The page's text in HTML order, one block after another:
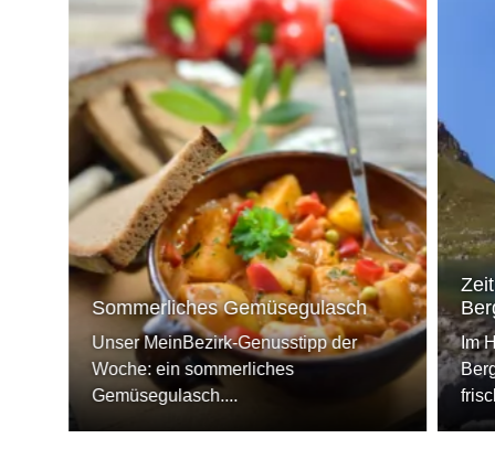
Sommerliches Gemüsegulasch
Unser MeinBezirk-Genusstipp der
Woche: ein sommerliches
Gemüsegulasch....
Im